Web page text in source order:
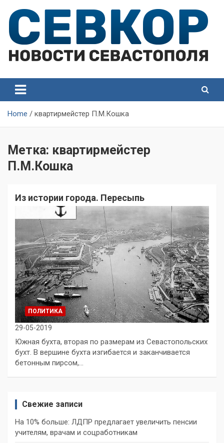
content
Севастополя
Севастополя
Home квартирмейстер П.М.Кошка
Метка: квартирмейстер
П.М.Кошка
Из истории города. Пересыпь
ПОЛИТИКА
29-05-2019
Южная бухта, вторая по размерам из Севастопольских
бухт. В вершине бухта изгибается и заканчивается
бетонным пирсом,…
Свежие записи
На 10% больше: ЛДПР предлагает увеличить пенсии
учителям, врачам и соцработникам